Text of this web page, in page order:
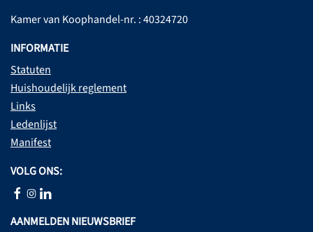
Kamer van Koophandel-nr. : 40324720
INFORMATIE
Statuten
Huishoudelijk reglement
Links
Ledenlijst
Manifest
VOLG ONS:
AANMELDEN NIEUWSBRIEF